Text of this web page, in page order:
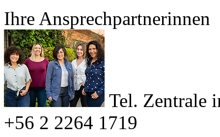
Ihre Ansprechpartnerinnen
Tel. Zentrale
+56 2 2264 1719